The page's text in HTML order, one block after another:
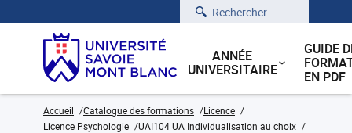
Rechercher
ANNÉE
UNIVERSITAIRE
GUIDE
EN PDF
Accueil Catalogue des formations
Licence
Licence Psychologie
UAI104 UA Individualisation au choix